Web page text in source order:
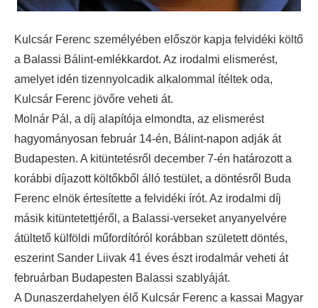
Kulcsár Ferenc személyében először kapja felvidéki költő
a Balassi Bálint-emlékkardot. Az irodalmi elismerést,
amelyet idén tizennyolcadik alkalommal ítéltek oda,
Kulcsár Ferenc jövőre veheti át.
Molnár Pál, a díj alapítója elmondta, az elismerést
hagyományosan február 14-én, Bálint-napon adják át
Budapesten. A kitüntetésről december 7-én határozott a
korábbi díjazott költőkből álló testület, a döntésről Buda
Ferenc elnök értesítette a felvidéki írót. Az irodalmi díj
másik kitüntetettjéről, a Balassi-verseket anyanyelvére
átültető külföldi műfordítóról korábban született döntés,
eszerint Sander Liivak 41 éves észt irodalmár veheti át
februárban Budapesten Balassi szablyáját.
A Dunaszerdahelyen élő Kulcsár Ferenc a kassai Magyar